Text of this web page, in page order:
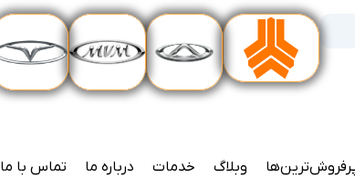
وبلاگ خدمات درباره ما تماس با ما